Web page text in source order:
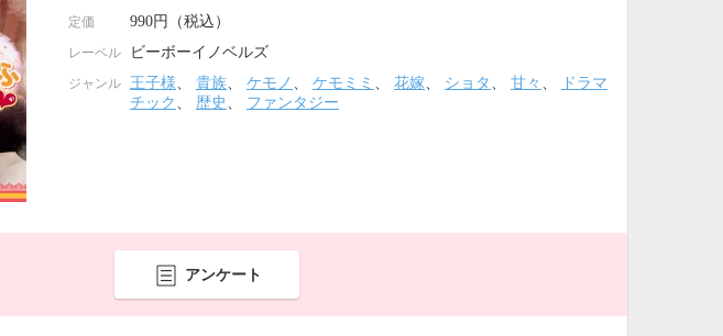
定価 990円（税込）
レーベル ビーボーイノベルズ
ジャンル 王子様、 貴族、 ケモノ 、 ケモミミ 、 花嫁、 ショタ 、 甘々 、
ドラマ
チック 、 歴史 、 ファンタジー
アンケート